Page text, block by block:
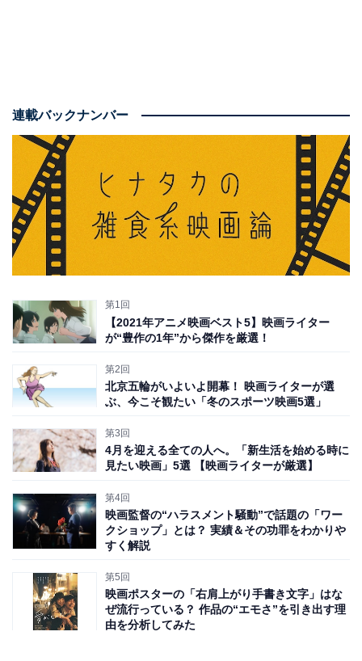
「もう遅いかな」などと見切りをつけて何かを諦めてし
まいそうになる心を振り払いたい人におすすめの映画で
す。1994年公開の映画で、現在はNetflix、U-NEXT、
か、一部の劇場で4Kニューマスター版が公開されていま
す。
主人公には軽度の知的障害がありますが、自身の俊足を
生かし、幸運も手伝って、さまざまな場所で成功を重ね
の人の持つ特性から、ポジティブな可能性を見出せるか
もしれない、という希望を見出せるでしょう。はたま
た、劇中の「人生はチョコレートの箱のようなもの、開
けてみるまで中身はわからない」の言葉にあるように、
どういう人生を送るかは誰にもわからないし、少し遅く
もしれない……そんな人生賛歌にあふれた名作です。
連載バックナンバー
第1回
【2021年アニメ映画ベスト5】映画ライター
が“豊作の1年”から傑作を厳選！
第2回
北京五輪がいよいよ開幕！ 映画ライターが選
ぶ、今こそ観たい「冬のスポーツ映画5選」
第3回
4月を迎える全ての人へ。「新生活を始める時に
見たい映画」5選 【映画ライターが厳選】
第4回
映画監督の“ハラスメント騒動”で話題の「ワー
クショップ」とは？ 実績＆その功罪をわかりや
すく解説
第5回
映画ポスターの「右肩上がり手書き文字」はな
ぜ流行っている？ 作品の“エモさ”を引き出す理
由を分析してみた